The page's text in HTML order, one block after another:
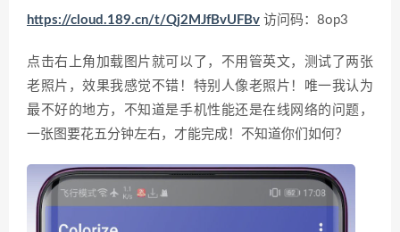
https://cloud.189.cn/t/Qj2MJfBvUFBv 访问码：8op3
点击右上角加载图片就可以了，不用管英文，测试了两张
老照片，效果我感觉不错！特别人像老照片！唯一我认为
最不好的地方，不知道是手机性能还是在线网络的问题，
一张图要花五分钟左右，才能完成！不知道你们如何？